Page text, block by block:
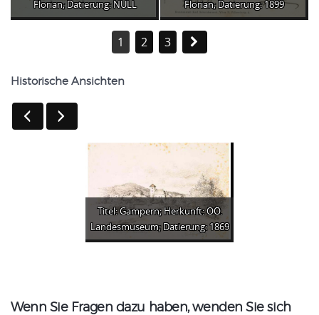
Florian; Datierung: NULL
Florian; Datierung: 1899
1 2 3
Historische Ansichten
Titel: Gampern; Herkunft: OÖ.
Landesmuseum; Datierung: 1869
Wenn Sie Fragen dazu haben, wenden Sie sich